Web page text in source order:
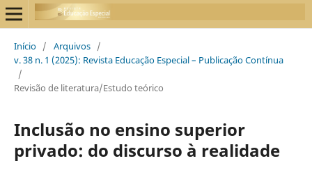
Início / Arquivos /
v. 38 n. 1 (2025): Revista Educação Especial – Publicação Contínua
/
Revisão de literatura/Estudo teórico
Inclusão no ensino superior
privado: do discurso à realidade